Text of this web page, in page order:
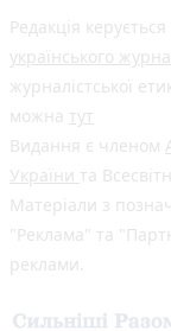
Редакція керується
українського
журналістської
можна тут
Видання є членом
України та
Матеріали з
"Реклама" та
реклами.